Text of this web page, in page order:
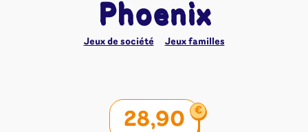
Phoenix
Jeux de société Jeux familles
28,90 €